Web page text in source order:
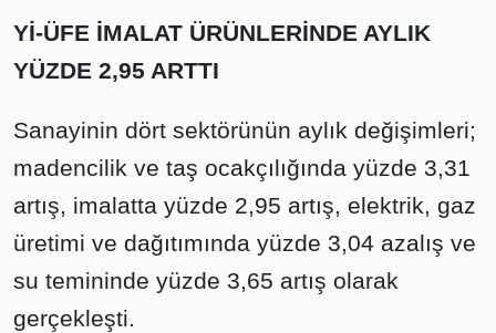
Yİ-ÜFE İMALAT ÜRÜNLERİNDE AYLIK
YÜZDE 2,95 ARTTI
Sanayinin dört sektörünün aylık değişimleri;
madencilik ve taş ocakçılığında yüzde 3,31
artış, imalatta yüzde 2,95 artış, elektrik, gaz
üretimi ve dağıtımında yüzde 3,04 azalış ve
su temininde yüzde 3,65 artış olarak
gerçekleşti.